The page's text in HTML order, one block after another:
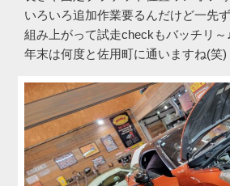
いろいろ追加作業要るんだけど一先ず
組み上がって試走checkもバッチリ～
年末は何度と佐用町に通いますね(笑)